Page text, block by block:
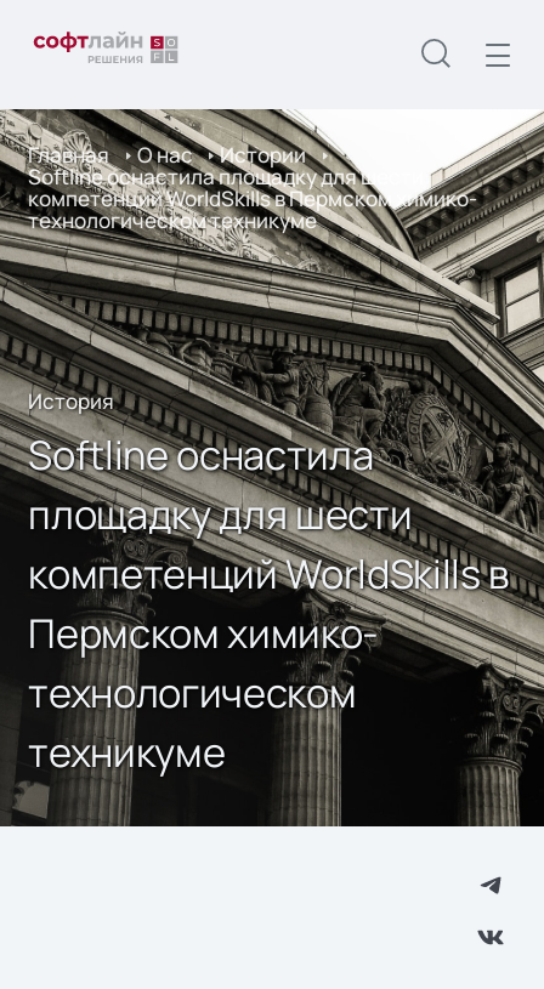
Главная О нас Истории
Softline оснастила площадку для шести
компетенций WorldSkills в Пермском химико-
технологическом техникуме
История
Softline оснастила
площадку для шести
компетенций WorldSkills в
Пермском химико-
технологическом
техникуме